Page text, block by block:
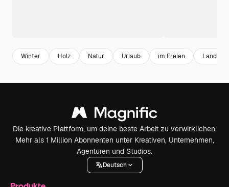
Winter Holz Natur Urlaub im Freien
Die kreative Plattform, um deine beste Arbeit zu verwirklichen.
Mehr als 1 Million Abonnenten unter Kreativen, Unternehmen,
Agenturen und Studios.
Deutsch